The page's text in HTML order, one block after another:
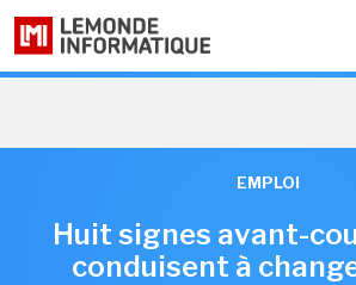
EMPLOI
Huit signes avant-
conduisent à